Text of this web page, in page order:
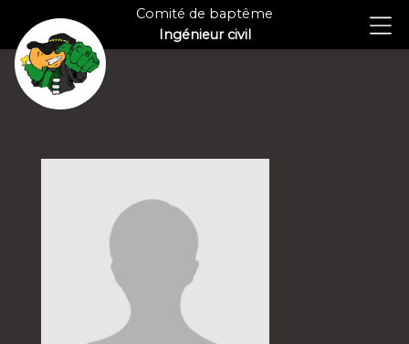
Comité de baptême
Ingénieur civil